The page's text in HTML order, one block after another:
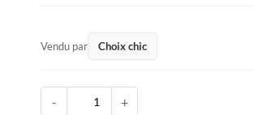
Vendu par Choix chic
- +